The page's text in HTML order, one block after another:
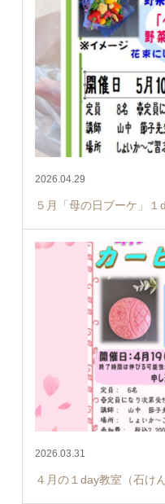
2026.04.29
５月「母の日ブーケ」１
2026.03.31
４月の１day教室（石け